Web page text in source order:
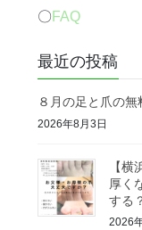
〇 FAQ
最近の投稿
８月の足と爪の無
2026年8月3日
【
厚く
する
2026